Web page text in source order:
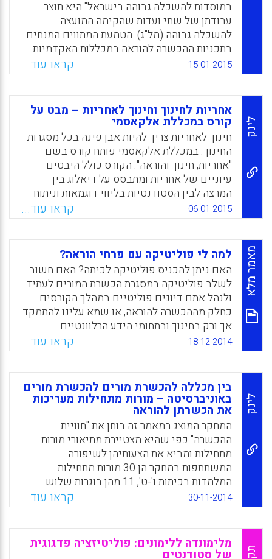
במוסדות להשכלה גבוהה בישראל" היא תוצר
עבודתן של שתי ועדות שהקימה המועצה
להשכלה גבוהה (מל"ג). הטמעת המתווים המנחים
בתכניות ההכשרה להוראה במכללות האקדמיות
לחינוך ובאוניברסיטאות לוותה במחקר. מאמר זה
מתמקד בממצאי המחקר על אודות אופן הטמעת
המתווים המנחים בתכניות הלימודים לתואר
ראשון (.B.Ed) במכללות האקדמיות לחינוך (רוני
לידור, נעמי פייגין, ברברה פרסקו, רחל טלמור, חגי
קופרמינץ).
WhatsApp
Facebook
Email
X
15-01-2015 קראו עוד...
לינק
אחריות לחינוך וחינוך לאחריות – מבט על
קורס במכללת אלקאסמי
חינוך לאחריות צריך להיות אבן פינה בכל מסגרות
החינוך. במכללת אלקאסמי פותח קורס בשם
"אחריות, חינוך והוראה". הקורס כולל היבטים
עיוניים של אחריות ומתבסס על דיאלוג בין
המרצה לבין הסטודנטיות בליווי דוגמאות וניתוח
אירועים. לצורך הערכת הקורס נעשה ניתוח של
הפורטפוליו ונשאלו שאלות על השפעת הקורס
לאחר כמה שנים. הממצאים מראים
שהסטודנטיות לקחו את נושא האחריות לתשומת
לבן, למדו לבחון את פעולותיהן באופן ביקורתי
ועצמאי ולמדו ליישם את המסקנות בחייהן
ובעבודתן (סמדר גונן).
WhatsApp
Facebook
Email
X
06-01-2015 קראו עוד...
מאמר מלא למה לי פוליטיקה עם פרחי הוראה?
האם ניתן להכניס פוליטיקה לכיתה? האם חשוב
לשלב פוליטיקה במסגרת הכשרת המורים לעתיד
ולנהל אִתם דיונים פוליטיים במהלך הקורסים
כחלק מההכשרה להוראה, או שמא עלינו להתמקד
אך ורק בחינוך ובתחומי הידע הרלוונטיים
ולהשאיר את הפוליטיקה לפורומים אחרים?
מאמר זה יטען שיש חשיבות רבה לדיון הפוליטי
בכיתה להבנת המציאות, למטרות חינוכיות, לניהול
כיתה ולהקניית ידע. כל עוד מערכת הכשרת
המורים איננה עוסקת באינדוקטרינציה פוליטית
כמו במשטרים טוטליטריים, מחובתה ללמד את
המורים לעתיד להבין סוגיות פוליטיות ולהתמודד
עמן בהמשך דרכם במערכת החינוך עת ייכנסו
לכיתה (אלון לבקוביץ).
WhatsApp
Facebook
Email
X
18-12-2014 קראו עוד...
לינק
בין מכללה להכשרת מורים להכשרת מורים
באוניברסיטה – מורות מתחילות מעריכות
את הכשרתן להוראה
המחקר המוצג במאמר זה בוחן את "חוויית
ההכשרה" כפי שהיא מצטיירת מתיאורי מורות
מתחילות ומביא את הצעותיהן לשיפורה.
המשתתפות במחקר הן 30 מורות מתחילות
המלמדות בכיתות ו'-ט', 11 מהן בוגרות שלוש
מכללות להכשרת מורים ו-11 בוגרות הכשרת
מורים בשלוש אוניברסיטאות. שיטת המחקר היא
איכותנית. כלי המחקר הוא ראיון עומק של 60-91
דקות עם כל אחת ממשתתפות המחקר. עיבוד
הראיונות נעשה על פי עקרונות של תאוריה
30-11-2014 קראו עוד...
מלימונדה ללימונים: פוליטיזציה פדגוגית
של סטודנטים